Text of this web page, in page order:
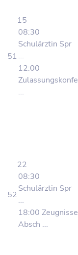
51
15
08:30
Schulärztin Spr
...
12:00
Zulassungskonfe
...
52
22
08:30
Schulärztin Spr
...
18:00 Zeugnisse
Absch ...